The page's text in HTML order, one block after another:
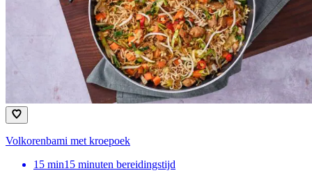
Volkorenbami met kroepoek
15 min15 minuten bereidingstijd